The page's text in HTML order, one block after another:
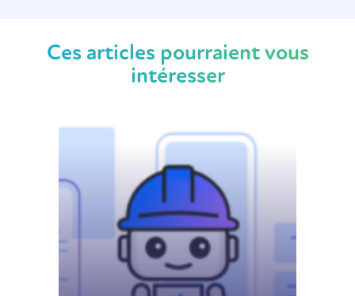
Ces articles pourraient vous
intéresser